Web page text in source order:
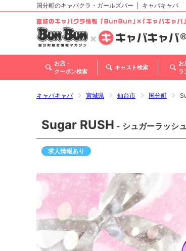
北海道
東北
甲信越・北陸
関西
国分町のキャバクラ・ガールズバー キャバキャバ
お店・
クーポン検索
キャスト検索
お
ラ
キャバキャバ 宮城県 仙台市 国分町
Sugar RUSH - シュガーラッシュ
求人情報あり